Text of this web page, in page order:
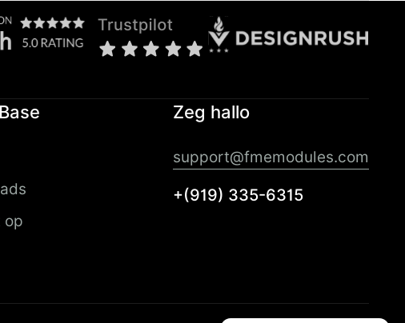
op
Zeg hallo
support@fmemodules.com
+(919) 335-6315